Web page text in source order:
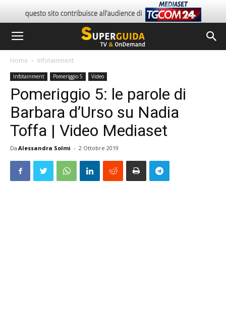
Home Infotainment
Infotainment Pomeriggio 5 Video
Pomeriggio 5: le parole di
Barbara d’Urso su Nadia
Toffa | Video Mediaset
Da Alessandra Solmi - 2 Ottobre 2019